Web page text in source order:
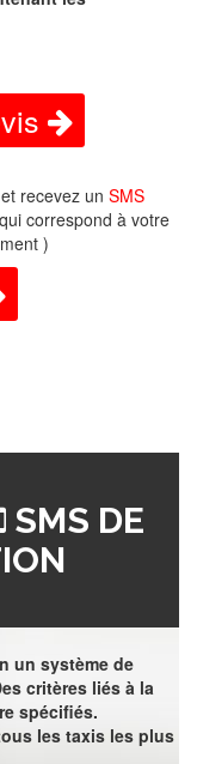
recevez un SMS
correspond à votre
)
SMS DE
un système de
critères liés à la
spécifiés.
les taxis les plus